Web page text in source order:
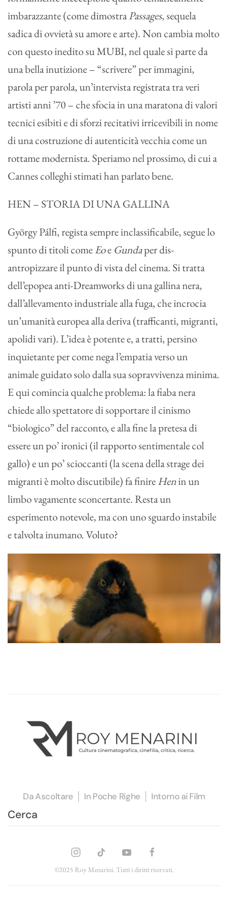
imbarazzante (come dimostraPassages, sequela
sadica di ovvietà su amore e arte). Non cambia molto
con questo inedito su MUBI, nel quale si parte da
una bella inutizione – “scrivere” per immagini,
parola per parola, un’intervista registrata tra veri
artisti anni ’70 – che sfocia in una maratona di valori
tecnici esibiti e di sforzi recitativi irricevibili in nome
di una costruzione di autenticità vecchia come un
rottame modernista. Speriamo nel prossimo, di cui a
Cannes colleghi stimati han parlato bene.
HEN – STORIA DI UNA GALLINA
György Pálfi, regista sempre inclassificabile, segue lo
spunto di titoli comeEoe Gundaper dis-
antropizzare il punto di vista del cinema. Si tratta
dell’epopea anti-Dreamworks di una gallina nera,
dall’allevamento industriale alla fuga, che incrocia
un’umanità europea alla deriva (trafficanti, migranti,
apolidi vari). L’idea è potente e, a tratti, persino
inquietante per come nega l’empatia verso un
animale guidato solo dalla sua sopravvivenza minima.
E qui comincia qualche problema: la fiaba nera
chiede allo spettatore di sopportare il cinismo
“biologico” del racconto, e alla fine la pretesa di
essere un po’ ironici (il rapporto sentimentale col
gallo) e un po’ scioccanti (la scena della strage dei
migranti è molto discutibile) fa finireHenin un
limbo vagamente sconcertante. Resta un
esperimento notevole, ma con uno sguardo instabile
e talvolta inumano. Voluto?
Da Ascoltare In Poche Righe Intorno ai Film
©2025 Roy Menarini. Tutti i diritti riservati.